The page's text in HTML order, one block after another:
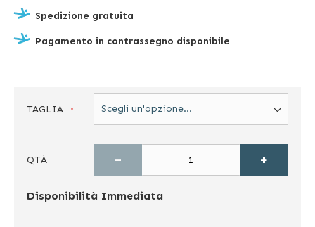
Spedizione gratuita
Pagamento in contrassegno disponibile
TAGLIA
QTÀ − +
Disponibilità Immediata